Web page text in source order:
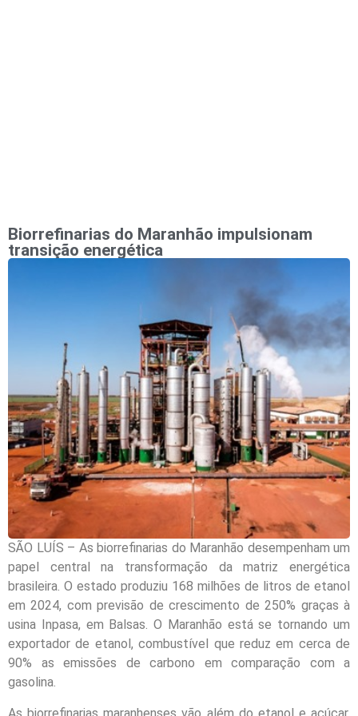
Biorrefinarias do Maranhão impulsionam
transição energética
SÃO LUÍS – As biorrefinarias do Maranhão desempenham um
papel central na transformação da matriz energética
brasileira. O estado produziu 168 milhões de litros de etanol
em 2024, com previsão de crescimento de 250% graças à
usina Inpasa, em Balsas. O Maranhão está se tornando um
exportador de etanol, combustível que reduz em cerca de
90% as emissões de carbono em comparação com a
gasolina.
As biorrefinarias maranhenses vão além do etanol e açúcar.